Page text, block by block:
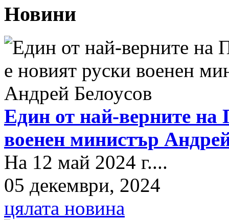
Новини
Един от най-верните на
военен министър
На 12 май 2024 г....
05 декември, 2024
цялата новина